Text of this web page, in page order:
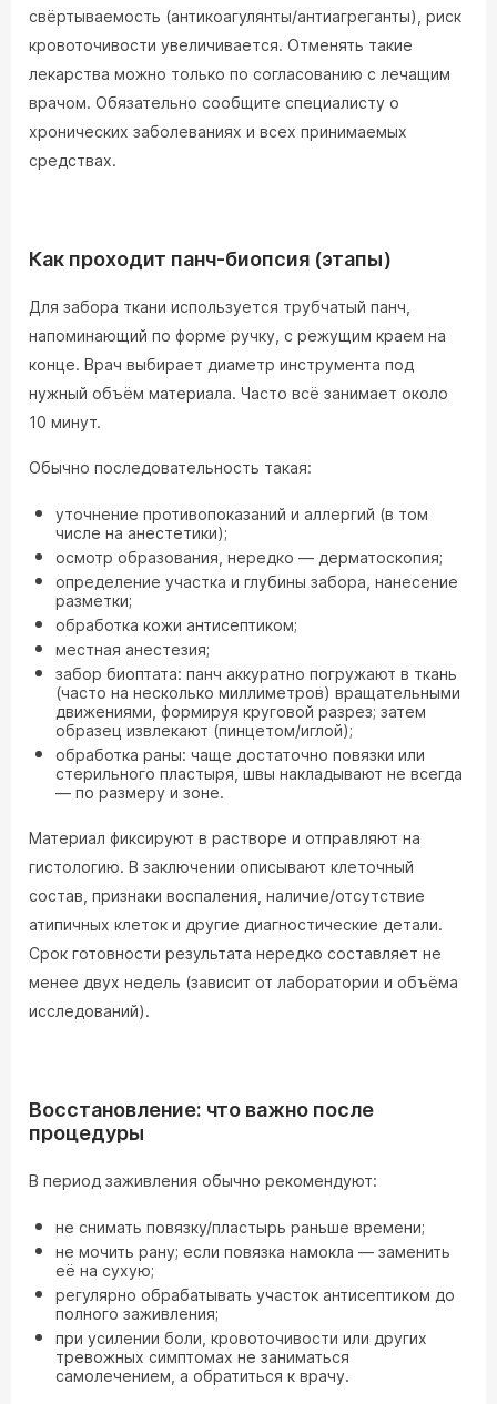
свёртываемость (антикоагулянты/антиагреганты), риск
кровоточивости увеличивается. Отменять такие
лекарства можно только по согласованию с лечащим
врачом. Обязательно сообщите специалисту о
хронических заболеваниях и всех принимаемых
средствах.
Как проходит панч-биопсия (этапы)
Для забора ткани используется трубчатый панч,
напоминающий по форме ручку, с режущим краем на
конце. Врач выбирает диаметр инструмента под
нужный объём материала. Часто всё занимает около
10 минут.
Обычно последовательность такая:
уточнение противопоказаний и аллергий (в том
числе на анестетики);
осмотр образования, нередко — дерматоскопия;
определение участка и глубины забора, нанесение
разметки;
обработка кожи антисептиком;
местная анестезия;
забор биоптата: панч аккуратно погружают в ткань
(часто на несколько миллиметров) вращательными
движениями, формируя круговой разрез; затем
образец извлекают (пинцетом/иглой);
обработка раны: чаще достаточно повязки или
стерильного пластыря, швы накладывают не всегда
— по размеру и зоне.
Материал фиксируют в растворе и отправляют на
гистологию. В заключении описывают клеточный
состав, признаки воспаления, наличие/отсутствие
атипичных клеток и другие диагностические детали.
Срок готовности результата нередко составляет не
менее двух недель (зависит от лаборатории и объёма
исследований).
Восстановление: что важно после
процедуры
В период заживления обычно рекомендуют:
не снимать повязку/пластырь раньше времени;
не мочить рану; если повязка намокла — заменить
её на сухую;
регулярно обрабатывать участок антисептиком до
полного заживления;
при усилении боли, кровоточивости или других
тревожных симптомах не заниматься
самолечением, а обратиться к врачу.